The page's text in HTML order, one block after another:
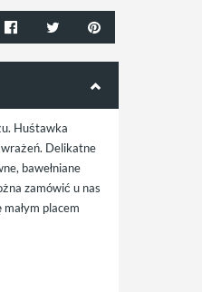
Huśtawka
wrażeń. Delikatne
bawełniane
zamówić u nas
placem